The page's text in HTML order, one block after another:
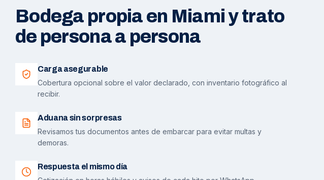
Bodega propia en Miami y trato
de persona a persona
Carga asegurable
Cobertura opcional sobre el valor declarado, con inventario fotográfico al
recibir.
Aduana sin sorpresas
Revisamos tus documentos antes de embarcar para evitar multas y
demoras.
Respuesta el mismo día